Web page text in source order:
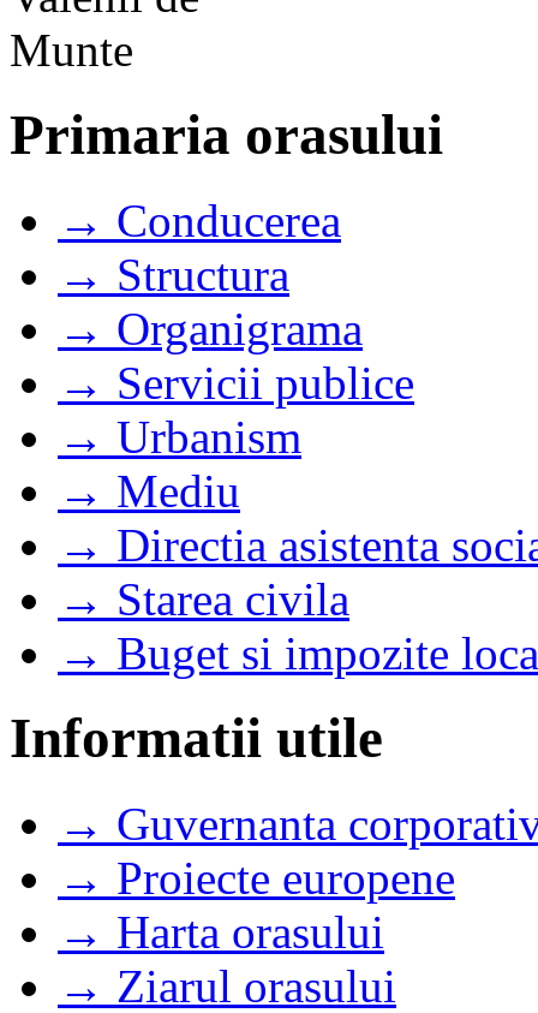
Primaria orasului
→ Conducerea
→ Structura
→ Organigrama
→ Servicii publice
→ Urbanism
→ Mediu
→ Directia asistenta
→ Starea civila
→ Buget si impozite
Informatii utile
→ Guvernanta
→ Proiecte europene
→ Harta orasului
→ Ziarul orasului